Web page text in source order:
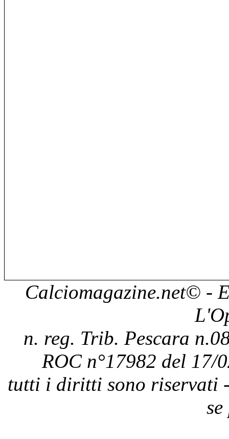
Calciomagazine.net© -
n. reg. Trib. Pescara
ROC n°17982 del 17/
tutti i diritti sono riservati